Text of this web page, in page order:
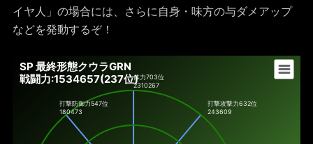
イヤ人」の場合には、さらに自身・味方の与ダメアップ
などを発動するぞ！
SP 最終形態クウラGRN
戦闘力:1534657(237位)体力703位
2310267
打撃攻撃力632位
243609
打撃防御力547位
180473